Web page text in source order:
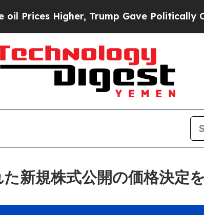
Trump Gave Politically
新規株式公開の価格決定